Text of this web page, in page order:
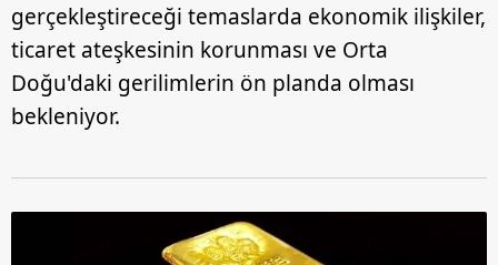
gerçekleştireceği temaslarda ekonomik ilişkiler,
ticaret ateşkesinin korunması ve Orta
Doğu'daki gerilimlerin ön planda olması
bekleniyor.